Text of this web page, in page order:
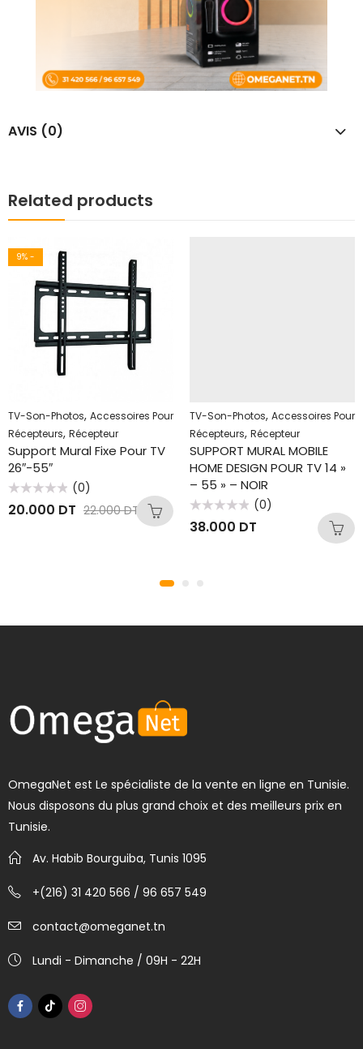
AVIS (0)
Related products
9% -
TV-Son-Photos, Accessoires Pour
Récepteurs, Récepteur
Support Mural Fixe Pour TV
26″-55″
0
(0)
20.000 DT 22.000DT
TV-Son-Photos, Accessoires Pour
Récepteurs, Récepteur
SUPPORT MURAL MOBILE
HOME DESIGN POUR TV 14 »
– 55 » – NOIR
0
(0)
38.000 DT
OmegaNet est Le spécialiste de la vente en ligne en Tunisie.
Nous disposons du plus grand choix et des meilleurs prix en
Tunisie.
Av. Habib Bourguiba, Tunis 1095
+(216) 31 420 566 / 96 657 549
contact@omeganet.tn
Lundi - Dimanche / 09H - 22H